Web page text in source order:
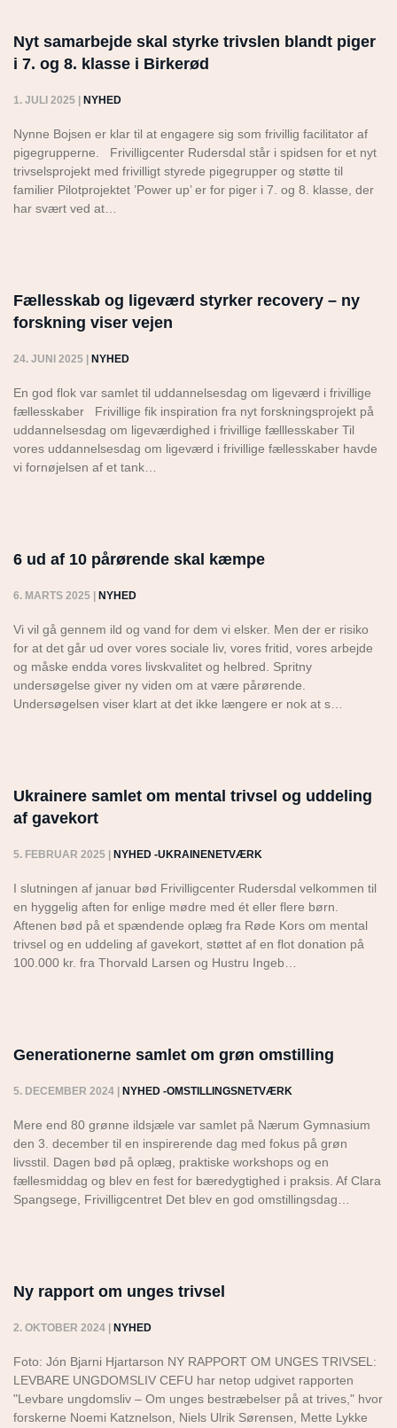
Nyt samarbejde skal styrke trivslen blandt piger
i 7. og 8. klasse i Birkerød
1. JULI 2025 NYHED
Nynne Bojsen er klar til at engagere sig som frivillig facilitator af
pigegrupperne. Frivilligcenter Rudersdal står i spidsen for et nyt
trivselsprojekt med frivilligt styrede pigegrupper og støtte til
familier Pilotprojektet ’Power up’ er for piger i 7. og 8. klasse, der
har svært ved at…
Fællesskab og ligeværd styrker recovery – ny
forskning viser vejen
24. JUNI 2025 NYHED
En god flok var samlet til uddannelsesdag om ligeværd i frivillige
fællesskaber Frivillige fik inspiration fra nyt forskningsprojekt på
uddannelsesdag om ligeværdighed i frivillige fælllesskaber Til
vores uddannelsesdag om ligeværd i frivillige fællesskaber havde
vi fornøjelsen af et tank…
6 ud af 10 pårørende skal kæmpe
6. MARTS 2025 NYHED
Vi vil gå gennem ild og vand for dem vi elsker. Men der er risiko
for at det går ud over vores sociale liv, vores fritid, vores arbejde
og måske endda vores livskvalitet og helbred. Spritny
undersøgelse giver ny viden om at være pårørende.
Undersøgelsen viser klart at det ikke længere er nok at s…
Ukrainere samlet om mental trivsel og uddeling
af gavekort
5. FEBRUAR 2025 NYHED -UKRAINENETVÆRK
I slutningen af januar bød Frivilligcenter Rudersdal velkommen til
en hyggelig aften for enlige mødre med ét eller flere børn.
Aftenen bød på et spændende oplæg fra Røde Kors om mental
trivsel og en uddeling af gavekort, støttet af en flot donation på
100.000 kr. fra Thorvald Larsen og Hustru Ingeb…
Generationerne samlet om grøn omstilling
5. DECEMBER 2024 NYHED -OMSTILLINGSNETVÆRK
Mere end 80 grønne ildsjæle var samlet på Nærum Gymnasium
den 3. december til en inspirerende dag med fokus på grøn
livsstil. Dagen bød på oplæg, praktiske workshops og en
fællesmiddag og blev en fest for bæredygtighed i praksis. Af Clara
Spangsege, Frivilligcentret Det blev en god omstillingsdag…
Ny rapport om unges trivsel
2. OKTOBER 2024 NYHED
Foto: Jón Bjarni Hjartarson NY RAPPORT OM UNGES TRIVSEL:
LEVBARE UNGDOMSLIV CEFU har netop udgivet rapporten
"Levbare ungdomsliv – Om unges bestræbelser på at trives," hvor
forskerne Noemi Katznelson, Niels Ulrik Sørensen, Mette Lykke